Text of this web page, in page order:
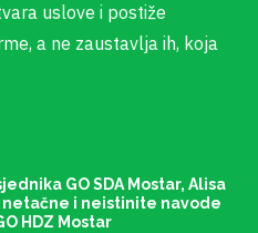
uslove i postiže
a ne zaustavlja ih, koja
GO SDA Mostar, Alisa
netačne i neistinite navode
HDZ Mostar